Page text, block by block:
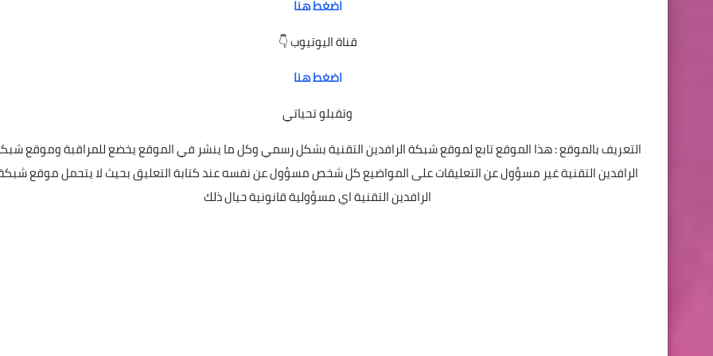
اضغط هنا
قناة اليوتيوب 👇
اضغط هنا
وتقبلو تحياتي
التعريف بالموقع : هذا الموقع تابع لموقع شبكة الرافدين التقنية بشكل رسمي وكل ما ينشر في الموقع يخضع للمراقبة وموقع
الرافدين التقنية غير مسؤول عن التعليقات على المواضيع كل شخص مسؤول عن نفسه عند كتابة التعليق بحيث لا يتحمل موقع
الرافدين التقنية اي مسؤولية قانونية حيال ذلك